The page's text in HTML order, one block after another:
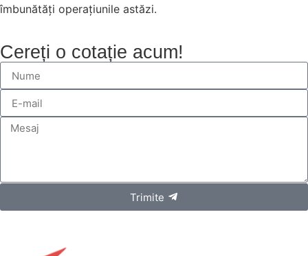
îmbunătăți operațiunile astăzi.
Cereți o cotație acum!
Trimite